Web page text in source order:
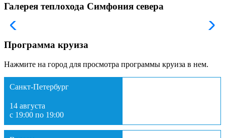
Галерея теплохода Симфония севера
Программа круиза
Нажмите на город для просмотра программы круиза в нем.
Санкт-Петербург
14 августа
с 19:00 по 19:00